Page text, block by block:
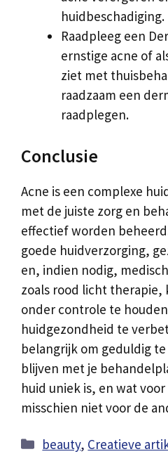
huidbeschadiging.
Raadpleeg een
ernstige acne of
ziet met
raadzaam een
raadplegen.
Conclusie
Acne is een complexe
met de juiste zorg en
effectief worden
goede huidverzorging,
en, indien nodig,
zoals rood licht therapie,
onder controle te
huidgezondheid te
belangrijk om geduldig
blijven met je
huid uniek is, en wat
misschien niet voor de
Categorieën
beauty, Creatieve